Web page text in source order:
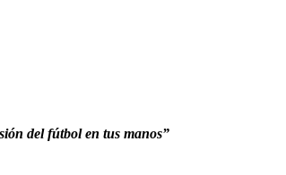
del fútbol en tus manos”